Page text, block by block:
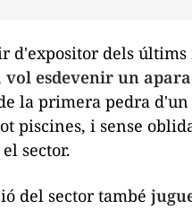
d'expositor dels
vol esdevenir un
la primera pedra
piscines, i sense
sector.
del sector també